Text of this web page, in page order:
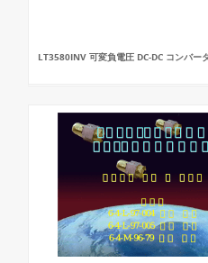
LT3580INV 可変負電圧 DC-DC コンバー